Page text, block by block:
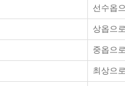
선수옵
상옵으
중옵으
최상으